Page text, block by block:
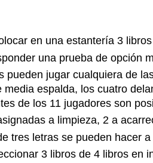
en una estantería 3
una prueba de opción
pueden jugar cualquiera de
espalda, los cuatro
de los 11 jugadores son
a limpieza, 2 a
tres letras se pueden hacer
3 libros de 4 libros en